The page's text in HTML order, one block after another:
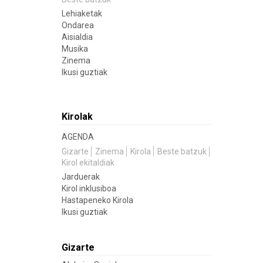
Lehiaketak
Ondarea
Aisialdia
Musika
Zinema
Ikusi guztiak
Kirolak
AGENDA
Gizarte
Zinema Kirola
Beste batzuk
Kirol ekitaldiak
Jarduerak
Kirol inklusiboa
Hastapeneko Kirola
Ikusi guztiak
Gizarte